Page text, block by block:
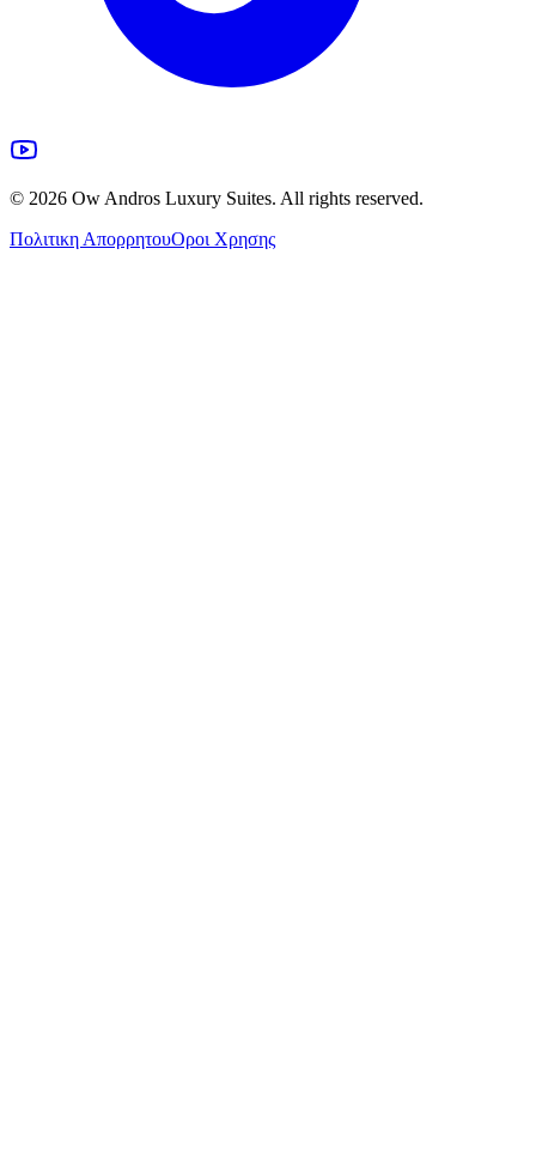
© 2026 Ow Andros Luxury Suites. All rights reserved.
Πολιτικη ΑπορρητουΟροι Χρησης